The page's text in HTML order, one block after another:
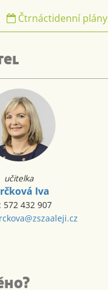
Čtrnáctidenní plány
učitelka
Iva
572 432 907